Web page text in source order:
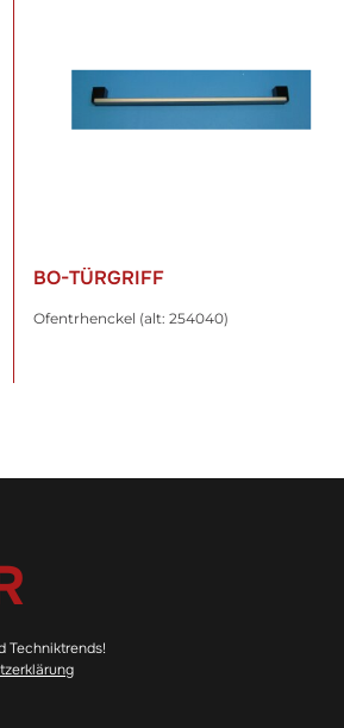
BO-TÜRGRIFF
Ofentrhenckel (alt: 254040)
WARENKORB
Techniktrends!